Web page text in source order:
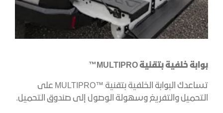
بوابة خلفية بتقنية
تساعدك البوابة الخلفية بتقنية ™MULTIPRO على
التحميل والتفريغ وسهولة الوصول إلى صندوق التحميل.